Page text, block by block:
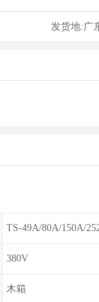
发货地:广
TS-49A/80A/150A/
380V
木箱